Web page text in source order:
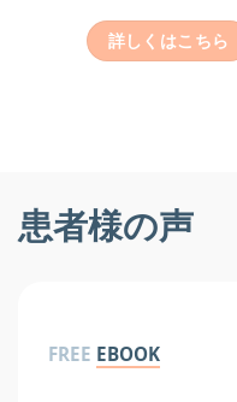
詳しくはこちら
患者様の声
FREE EBOOK